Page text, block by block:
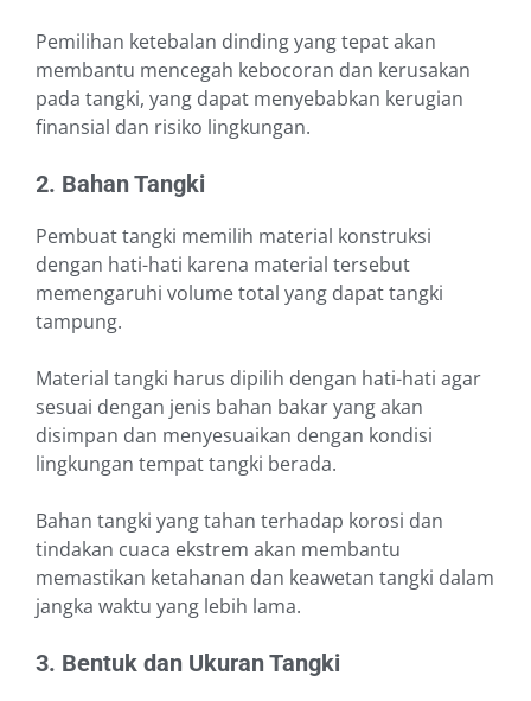
Pemilihan ketebalan dinding yang tepat akan
membantu mencegah kebocoran dan kerusakan
pada tangki, yang dapat menyebabkan kerugian
finansial dan risiko lingkungan.
2. Bahan Tangki
Pembuat tangki memilih material konstruksi
dengan hati-hati karena material tersebut
memengaruhi volume total yang dapat tangki
tampung.
Material tangki harus dipilih dengan hati-hati agar
sesuai dengan jenis bahan bakar yang akan
disimpan dan menyesuaikan dengan kondisi
lingkungan tempat tangki berada.
Bahan tangki yang tahan terhadap korosi dan
tindakan cuaca ekstrem akan membantu
memastikan ketahanan dan keawetan tangki dalam
jangka waktu yang lebih lama.
3. Bentuk dan Ukuran Tangki